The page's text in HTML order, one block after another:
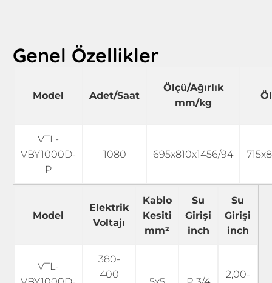
Genel Özellikler
Model Adet/Saat
Ölçü/Ağırlık
mm/kg
VTL-
VBY1000D-
P
1080 695x810x1456/94
Model
Elektrik
Voltajı
Kablo
Kesiti
mm²
Su
Girişi
inch
Su
Girişi
inch
VTL-
380-
400
2,00-